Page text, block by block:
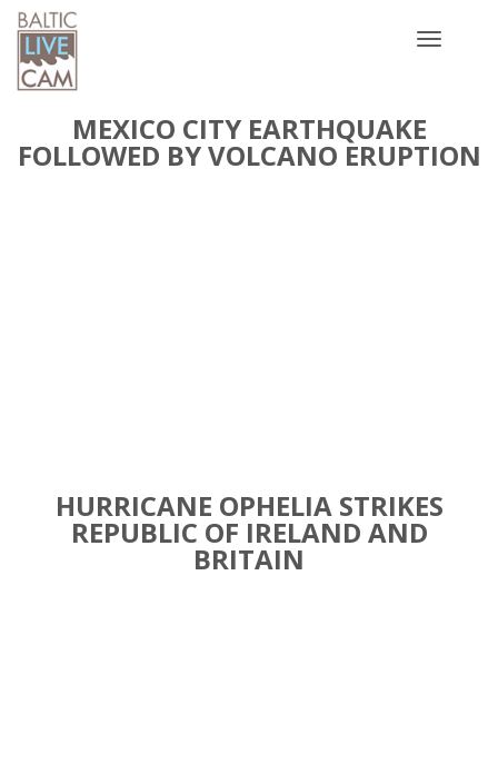
Toggle
MEXICO CITY EARTHQUAKE
FOLLOWED BY VOLCANO ERUPTION
HURRICANE OPHELIA STRIKES
REPUBLIC OF IRELAND AND
BRITAIN